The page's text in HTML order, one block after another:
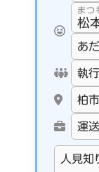
まつ
松
あ
執
柏市
運
人見知